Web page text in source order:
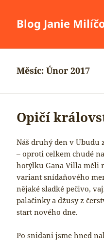
Blog Janie
Měsíc:Únor 2017
Opičí
Náš druhý den v Ubudu
– oproti celkem chudé
hotýlku Gana Villa měli
variant snídaňového
nějaké sladké pečivo,
palačinky a džusy z
start nového dne.
Po snidani jsme hned